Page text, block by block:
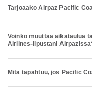
Tarjoaako Airpaz Pacific
Voinko muuttaa aikataulua
Airlines-lipustani
Mitä tapahtuu, jos Pacific